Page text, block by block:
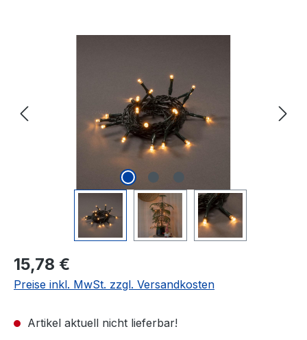
Regulärer Preis:
15,78 €
Preise inkl. MwSt. zzgl. Versandkosten
Artikel aktuell nicht lieferbar!